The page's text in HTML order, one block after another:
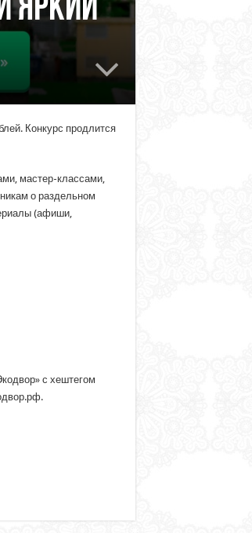
яркий
Конкурс продлится
мастер-классами,
о раздельном
(афиши,
с хештегом